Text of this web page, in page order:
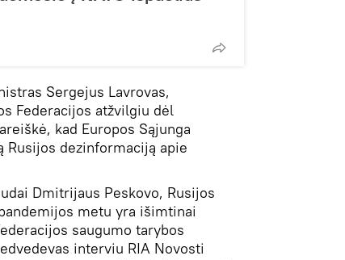
Sergejus Lavrovas,
Federacijos atžvilgiu dėl
kad Europos Sąjunga
Rusijos dezinformaciją apie
Dmitrijaus Peskovo, Rusijos
metu yra išimtinai
saugumo tarybos
interviu RIA Novosti